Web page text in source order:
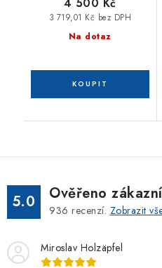
Na dotaz
3 719,01 Kč bez DPH
5.0 Ověřeno
936 recenzí. Zobrazit
Miroslav Holzäpfel